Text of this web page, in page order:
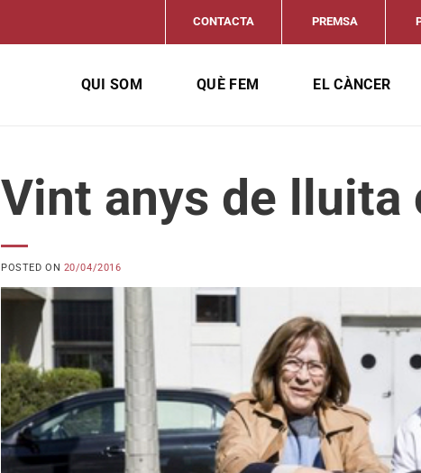
CONTACTA PREMSA
QUI SOM QUÈ FEM EL CÀNCER
Vint anys de lluita
POSTED ON 20/04/2016